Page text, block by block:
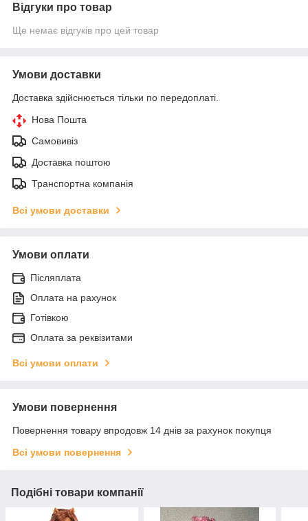
Відгуки про товар
Ще немає відгуків про цей товар
Умови доставки
Доставка здійснюється тільки по передоплаті.
Нова Пошта
Самовивіз
Доставка поштою
Транспортна компанія
Всі умови доставки
Умови оплати
Післяплата
Оплата на рахунок
Готівкою
Оплата за реквізитами
Всі умови оплати
Умови повернення
Повернення товару впродовж 14 днів за рахунок покупця
Всі умови повернення
Подібні товари компанії